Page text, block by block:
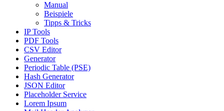
Manual
Beispiele
Tipps & Tricks
IP Tools
PDF Tools
CSV Editor
Generator
Periodic Table (PSE)
Hash Generator
JSON Editor
Placeholder Service
Lorem Ipsum